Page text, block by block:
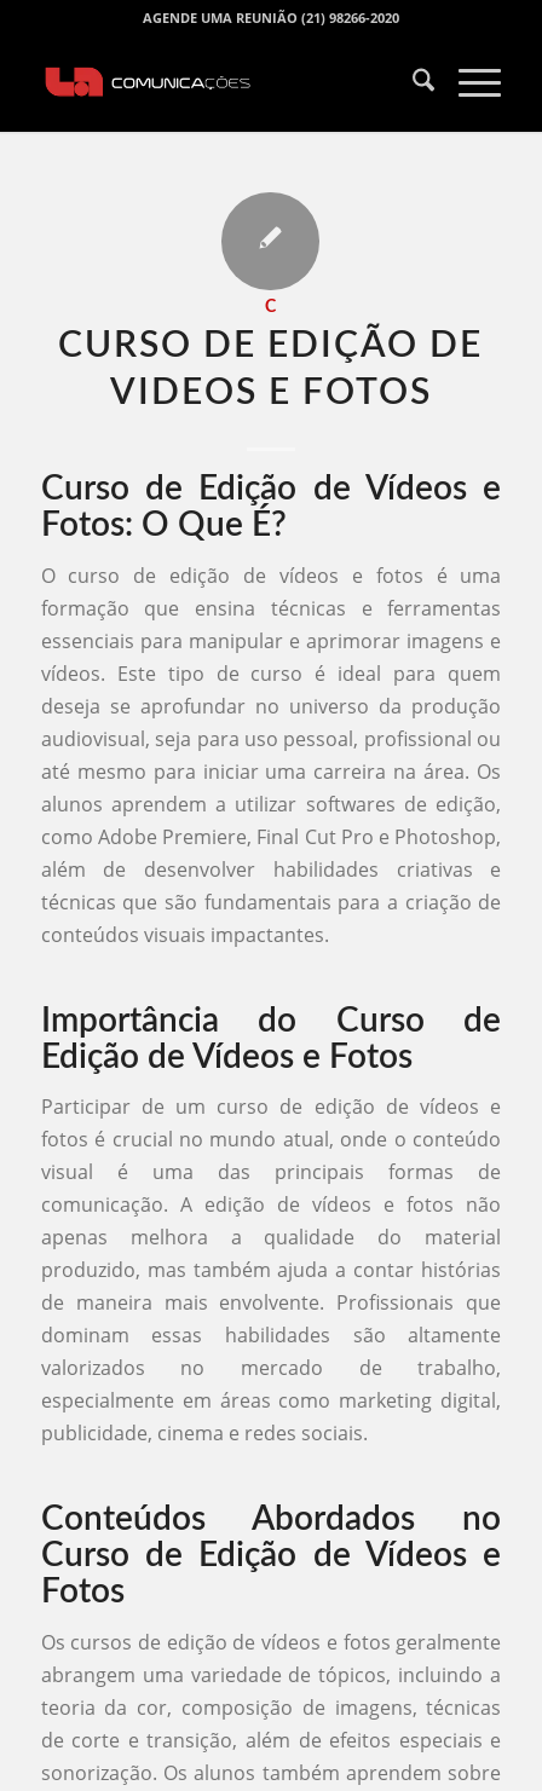
AGENDE UMA REUNIÃO (21) 98266-2020
C
CURSO DE EDIÇÃO DE
VIDEOS E FOTOS​
Curso de Edição de Vídeos e
Fotos: O Que É?
O curso de edição de vídeos e fotos é uma
formação que ensina técnicas e ferramentas
essenciais para manipular e aprimorar imagens e
vídeos. Este tipo de curso é ideal para quem
deseja se aprofundar no universo da produção
audiovisual, seja para uso pessoal, profissional ou
até mesmo para iniciar uma carreira na área. Os
alunos aprendem a utilizar softwares de edição,
como Adobe Premiere, Final Cut Pro e Photoshop,
além de desenvolver habilidades criativas e
técnicas que são fundamentais para a criação de
conteúdos visuais impactantes.
Importância do Curso de
Edição de Vídeos e Fotos
Participar de um curso de edição de vídeos e
fotos é crucial no mundo atual, onde o conteúdo
visual é uma das principais formas de
comunicação. A edição de vídeos e fotos não
apenas melhora a qualidade do material
produzido, mas também ajuda a contar histórias
de maneira mais envolvente. Profissionais que
dominam essas habilidades são altamente
valorizados no mercado de trabalho,
especialmente em áreas como marketing digital,
publicidade, cinema e redes sociais.
Conteúdos Abordados no
Curso de Edição de Vídeos e
Fotos
Os cursos de edição de vídeos e fotos geralmente
abrangem uma variedade de tópicos, incluindo a
teoria da cor, composição de imagens, técnicas
de corte e transição, além de efeitos especiais e
sonorização. Os alunos também aprendem sobre